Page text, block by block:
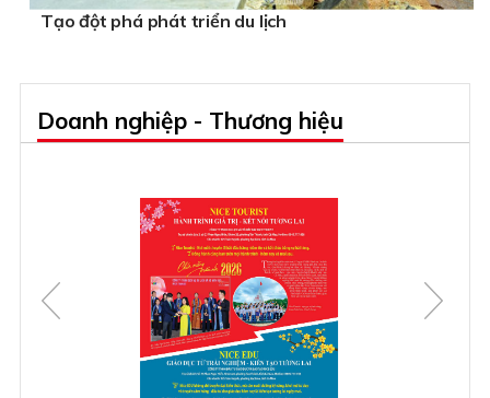
Tạo đột phá phát triển du lịch
Doanh nghiệp - Thương hiệu